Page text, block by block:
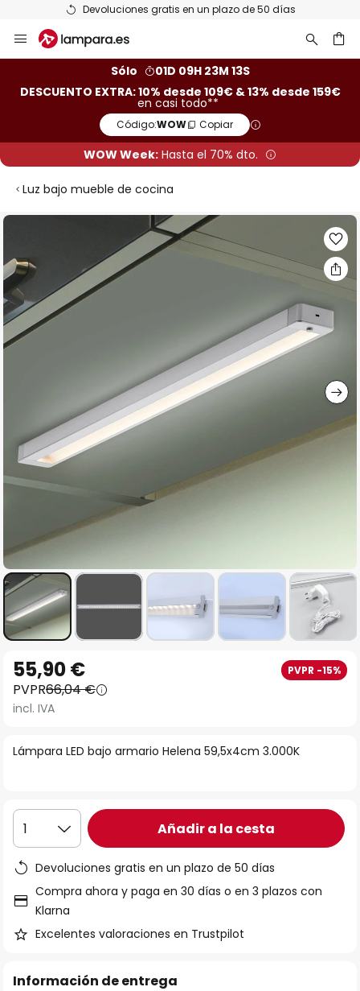
Devoluciones gratis en un plazo de 50 días
al
Sólo
01D 09H 23M 12S
DESCUENTO EXTRA: 10% desde 109€ & 13% desde 159€
en casi todo**
Código:WOW Copiar
WOW Week: Hasta el 70% dto.
Luz bajo mueble de cocina
Saltar
final
de
la
galería
de
comienzo
de
galería
Lámpara LED bajo armario Helena 59,5x4cm 3.000K
55,90 € PVPR -15%
PVPR66,04 €
incl. IVA
1 Añadir a la cesta
Devoluciones gratis en un plazo de 50 días
Compra ahora y paga en 30 días o en 3 plazos con
Klarna
Excelentes valoraciones en Trustpilot
Información de entrega